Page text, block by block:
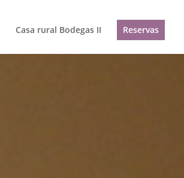
Casa rural Bodegas II Reservas